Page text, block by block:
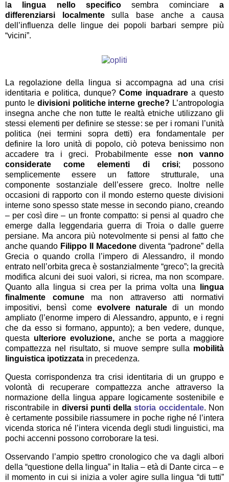
a lingua nello specifico sembra cominciare a
differenziarsi localmentesulla base anche a causa
dell’influenza delle lingue dei popoli barbari sempre più
“vicini”.
La regolazione della lingua si accompagna ad una crisi
identitaria e politica, dunque?Come inquadrarea questo
punto le divisioni politiche interne greche? L’antropologia
insegna anche che non tutte le realtà etniche utilizzano gli
stessi elementi per definire se stesse: se per i romani l’unità
politica (nei termini sopra detti) era fondamentale per
definire la loro unità di popolo, ciò poteva benissimo non
accadere tra i greci. Probabilmente esse non vanno
considerate come elementi di crisi; possono
semplicemente essere un fattore strutturale, una
componente sostanziale dell’essere greco. Inoltre nelle
occasioni di rapporto con il mondo esterno queste divisioni
interne sono spesso state messe in secondo piano, creando
– per così dire – un fronte compatto: si pensi al quadro che
emerge dalla leggendaria guerra di Troia o dalle guerre
persiane. Ma ancora più notevolmente si pensi al fatto che
anche quando Filippo II Macedone diventa “padrone” della
Grecia o quando crolla l’impero di Alessandro, il mondo
entrato nell’orbita greca è sostanzialmente “greco”; la grecità
modifica alcuni dei suoi valori, si ricrea, ma non scompare.
Quanto alla lingua si crea per la prima volta una
lingua
finalmente comunema non attraverso atti normativi
impositivi, bensì come evolvere naturale di un mondo
ampliato (l’enorme impero di Alessandro, appunto, e i regni
che da esso si formano, appunto); a ben vedere, dunque,
questa ulteriore evoluzione, anche se porta a maggiore
compattezza nel risultato, si muove sempre sulla mobilità
linguistica ipotizzata in precedenza.
Questa corrispondenza tra crisi identitaria di un gruppo e
volontà di recuperare compattezza anche attraverso la
normazione della lingua appare logicamente sostenibile e
riscontrabile in diversi punti dellastoria occidentale. Non
è certamente possibile riassumere in poche righe né l’intera
vicenda storica né l’intera vicenda degli studi linguistici, ma
pochi accenni possono corroborare la tesi.
Osservando l’ampio spettro cronologico che va dagli albori
della “questione della lingua” in Italia – età di Dante circa – e
il momento in cui si inizia a voler agire sulla lingua “di tutti”